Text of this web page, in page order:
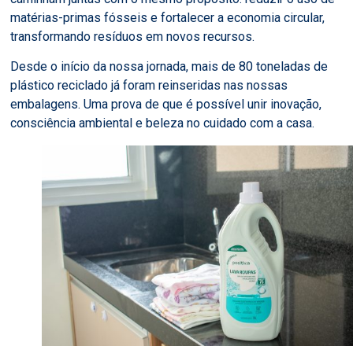
matérias-primas fósseis e fortalecer a economia circular,
transformando resíduos em novos recursos.
Desde o início da nossa jornada, mais de 80 toneladas de
plástico reciclado já foram reinseridas nas nossas
embalagens. Uma prova de que é possível unir inovação,
consciência ambiental e beleza no cuidado com a casa.